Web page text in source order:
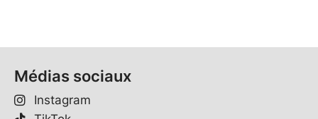
Médias sociaux
Instagram